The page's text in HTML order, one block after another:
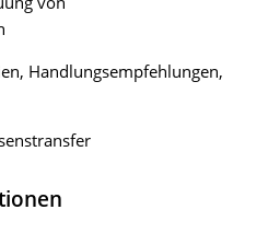
von
Handlungsempfehlungen,